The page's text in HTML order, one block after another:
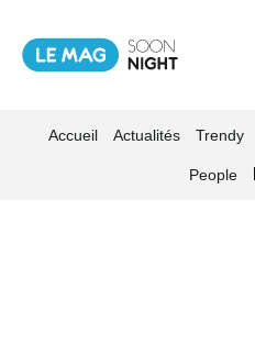
Accueil Actualités Trendy
People